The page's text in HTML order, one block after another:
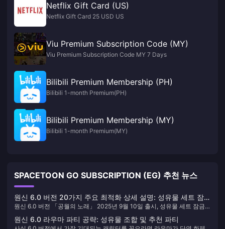
Netflix Gift Card (US)
Netflix Gift Card 25 USD US
Viu Premium Subscription Code (MY)
Viu Premium Subscription Code MY 7 Days
Bilibili Premium Membership (PH)
Bilibili 1-month Premium(PH)
Bilibili Premium Membership (MY)
Bilibili 1-month Premium(MY)
SPACETOON GO SUBSCRIPTION (EG) 추천 뉴스
원신 6.0 버전 20가지 주요 최적화 상세 설명: 성유물 세트 잠금
기능 출시, 일화 이벤트 정식 상시화!
원신 6.0 버전 「공월의 노래」 2025년 9월 10일 출시, 성유물 세트 잠금,
가지 핵심 최적화 포함.
원신 6.0 라우마 파티 공략: 성유물 조합 및 추천 파티